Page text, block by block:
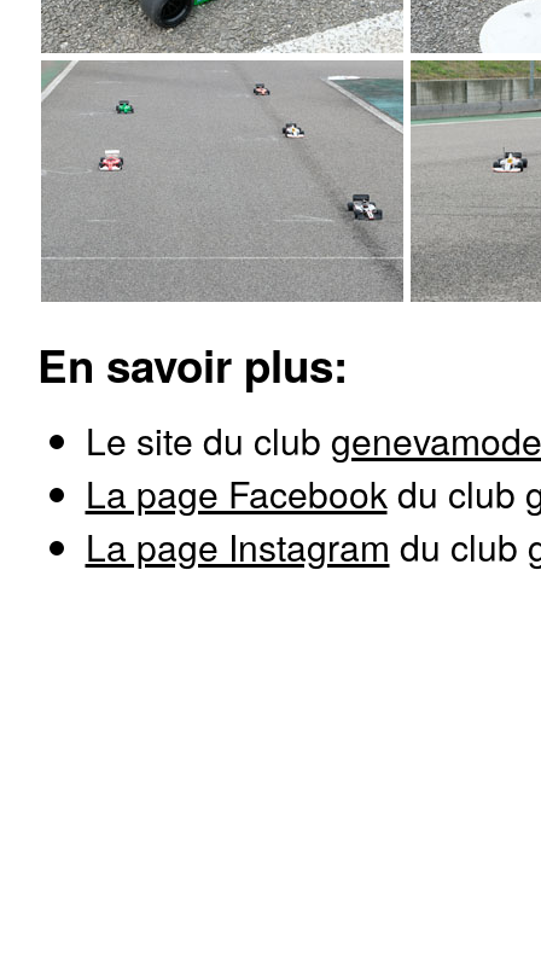
En savoir plus:
Le site du club
La page Facebookdu club
La page Instagram du club